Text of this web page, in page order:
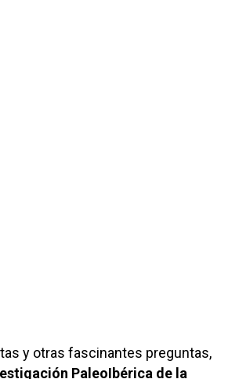
y otras fascinantes preguntas,
PaleoIbérica de la